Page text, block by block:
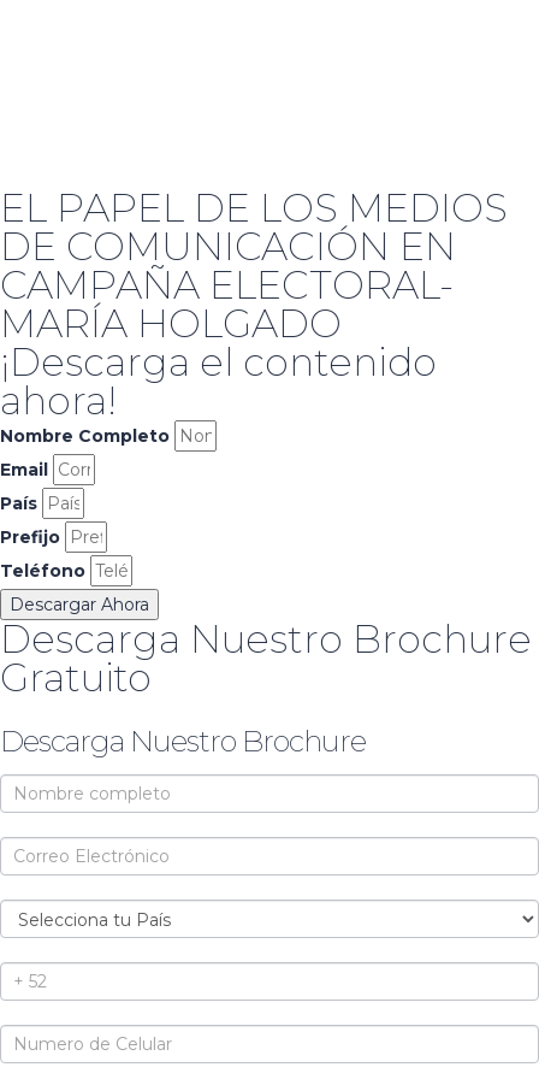
EL PAPEL DE LOS MEDIOS
DE COMUNICACIÓN EN
CAMPAÑA ELECTORAL-
MARÍA HOLGADO
¡Descarga el contenido
ahora!
Nombre Completo
Email
País
Prefijo
Teléfono
Descargar Ahora
Descarga Nuestro Brochure
Gratuito
Descarga Nuestro Brochure
Brochure